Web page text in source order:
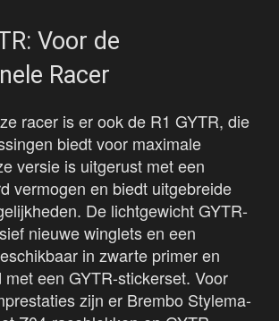
Voor de
Racer
racer is er ook de R1 GYTR, die
biedt voor maximale
versie is uitgerust met een
vermogen en biedt uitgebreide
De lichtgewicht GYTR-
nieuwe winglets en een
in zwarte primer en
een GYTR-stickerset. Voor
zijn er Brembo Stylema-